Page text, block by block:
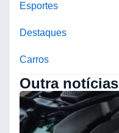
Esportes
Destaques
Carros
Outra notícias